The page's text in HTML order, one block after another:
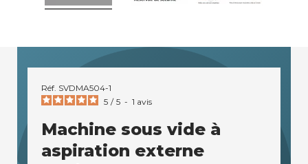
Réf. SVDMA504-1
5 / 5 - 1 avis
Machine sous vide à
aspiration externe